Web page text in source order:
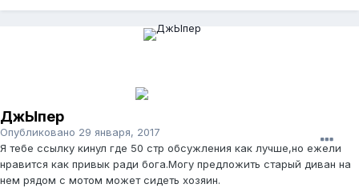
ДжЫпер
Опубликовано 29 января, 2017
Я тебе ссылку кинул где 50 стр обсужления как лучше,но ежели
нравится как привык ради бога.Могу предложить старый диван на
нем рядом с мотом может сидеть хозяин.